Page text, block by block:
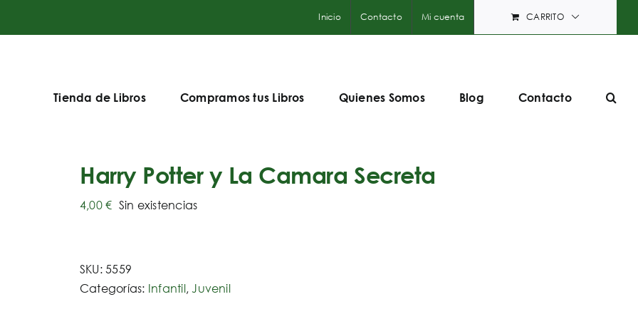
Inicio Contacto Mi cuenta CARRITO
Tienda de Libros Compramos tus Libros Quienes Somos Blog Contacto
Harry Potter y La Camara Secreta
4,00€ Sin existencias
SKU:5559
Categorías: Infantil, Juvenil